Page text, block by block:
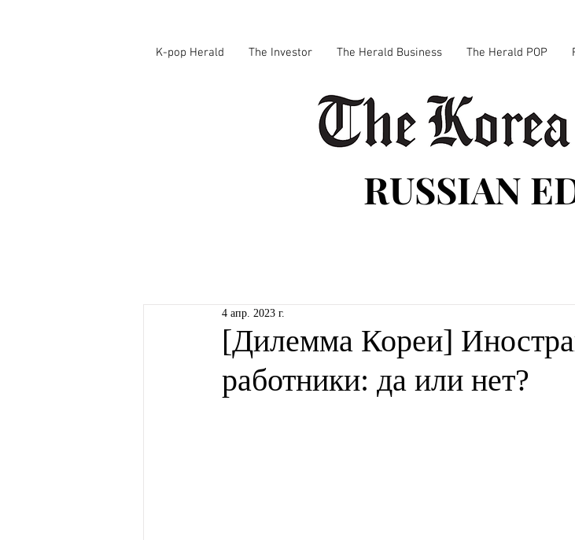
K-pop Herald The Investor The Herald Business The Herald POP
RUSSIAN
[Дилемма Кореи]
работники: да или нет?
4 апр. 2023 г.